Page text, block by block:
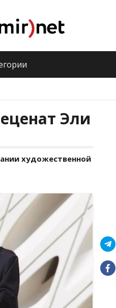
Эли
художественной